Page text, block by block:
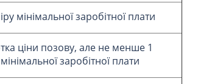
мінімальної заробітної плати
ціни позову, але не менше 1
заробітної плати